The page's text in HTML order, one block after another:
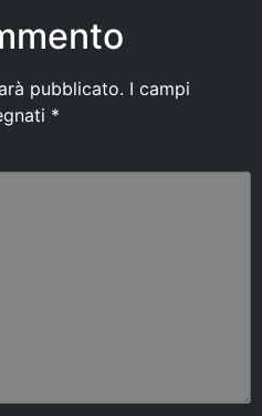
pubblicato. I campi
*